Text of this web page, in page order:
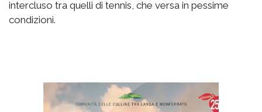
intercluso tra quelli di tennis, che versa in pessime
condizioni.